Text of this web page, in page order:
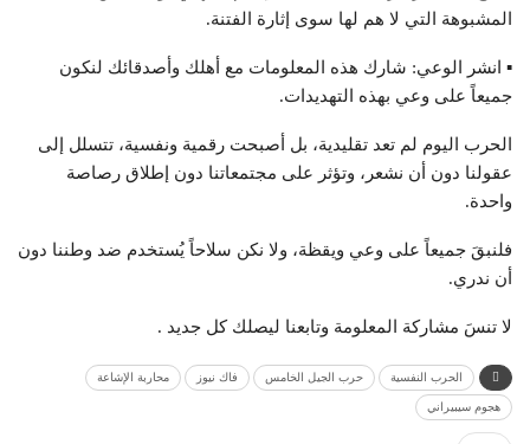
المشبوهة التي لا هم لها سوى إثارة الفتنة.
▪ انشر الوعي: شارك هذه المعلومات مع أهلك وأصدقائك لنكون
جميعاً على وعي بهذه التهديدات.
الحرب اليوم لم تعد تقليدية، بل أصبحت رقمية ونفسية، تتسلل إلى
عقولنا دون أن نشعر، وتؤثر على مجتمعاتنا دون إطلاق رصاصة
واحدة.
فلنبقَ جميعاً على وعي ويقظة، ولا نكن سلاحاً يُستخدم ضد وطننا دون
أن ندري.
لا تنسَ مشاركة المعلومة وتابعنا ليصلك كل جديد .
الحرب النفسية حرب الجيل الخامس فاك نيوز محاربة الإشاعة
هجوم سيبيراني